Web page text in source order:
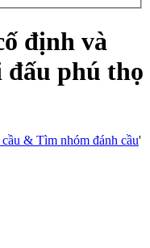
định và
đấu phú thọ
& Tìm nhóm đánh cầu'